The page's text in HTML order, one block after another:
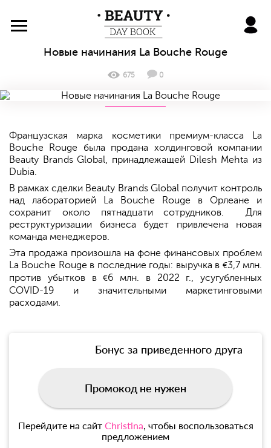
BeautyDayBook
Новые начинания La Bouche Rouge
675 0
Французская марка косметики премиум-класса La
Bouche Rouge была продана холдинговой компании
Beauty Brands Global, принадлежащей Dilesh Mehta из
Dubia.
В рамках сделки Beauty Brands Global получит контроль
над лабораторией La Bouche Rouge в Орлеане и
сохранит около пятнадцати сотрудников. Для
реструктуризации бизнеса будет привлечена новая
команда менеджеров.
Эта продажа произошла на фоне финансовых проблем
La Bouche Rouge в последние годы: выручка в €3,7 млн.
против убытков в€6 млн. в 2022 г., усугубленных
COVID-19 и значительными маркетинговыми
расходами.
Бонус за приведенного друга
Промокод не нужен
Перейдите на сайт Christina, чтобы воспользоваться
предложением